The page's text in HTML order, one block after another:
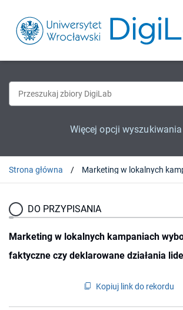
Więcej opcji wyszukiwania
Strona główna
DO PRZYPISANIA
Marketing w lokalnych kampaniach
faktyczne czy deklarowane działania
Kopiuj link do rekordu